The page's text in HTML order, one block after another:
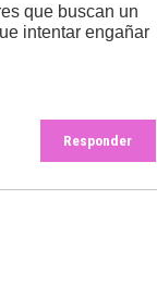
que buscan un
intentar engañar
Responder